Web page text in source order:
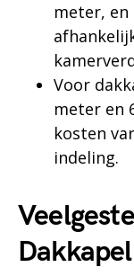
meter,
Voor
meter en
kosten
indeling.